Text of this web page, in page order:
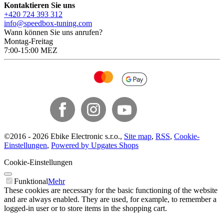
Kontaktieren Sie uns
+420 724 393 312
info@speedbox-tuning.com
Wann können Sie uns anrufen?
Montag-Freitag
7:00-15:00 MEZ
©2016 - 2026 Ebike Electronic s.r.o., Site map, RSS, Cookie-
Einstellungen, Powered by Upgates Shops
Cookie-Einstellungen
FunktionalMehr
These cookies are necessary for the basic functioning of the website
and are always enabled. They are used, for example, to remember a
logged-in user or to store items in the shopping cart.